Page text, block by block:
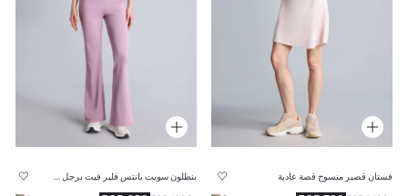
فستان قصير منسوج قصة عادية